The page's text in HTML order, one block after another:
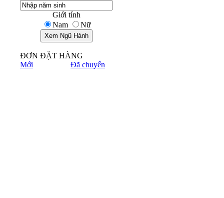
Giới tính
Nam
Nữ
ĐƠN ĐẶT HÀNG
Mới
Đã chuyển